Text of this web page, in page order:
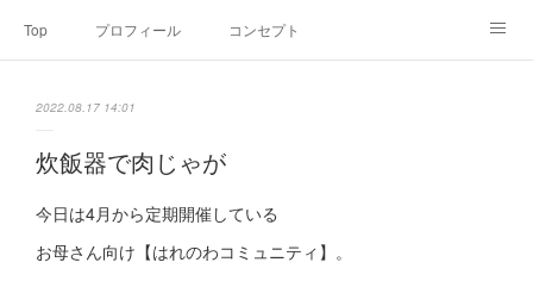
Top プロフィール コンセプト
SNS
2022.08.17 14:01
炊飯器で肉じゃが
今日は4月から定期開催している
お母さん向け【はれのわコミュニティ】。